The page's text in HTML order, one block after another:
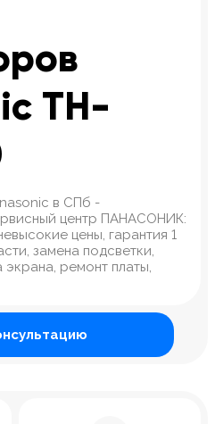
TH-
в СПб -
центр ПАНАСОНИК:
цены, гарантия 1
замена подсветки,
ремонт платы,